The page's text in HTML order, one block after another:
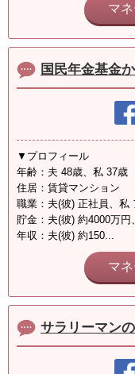
マ
国民年金基金
▼プロフィール
年齢：夫 48歳、私 37歳
住居：賃貸マンション
職業：夫(彼) 正社員、私
貯金：夫(彼) 約4000万円
年収：夫(彼) 約150...
マ
サラリーマン